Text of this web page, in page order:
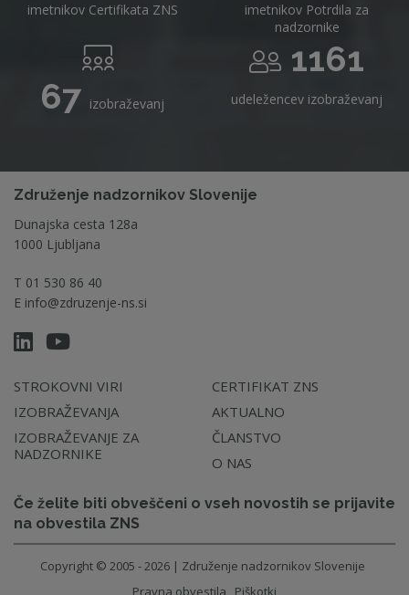
imetnikov Certifikata ZNS
imetnikov Potrdila za
nadzornike
67 izobraževanj
1161
udeležencev izobraževanj
Združenje nadzornikov Slovenije
Dunajska cesta 128a
1000 Ljubljana
T 01 530 86 40
E info@zdruzenje-ns.si
STROKOVNI VIRI
IZOBRAŽEVANJA
IZOBRAŽEVANJE ZA
NADZORNIKE
CERTIFIKAT ZNS
AKTUALNO
ČLANSTVO
O NAS
Če želite biti obveščeni o vseh novostih se prijavite
na obvestila ZNS
Copyright © 2005 - 2026 | Združenje nadzornikov Slovenije
Pravna obvestila
Piškotki